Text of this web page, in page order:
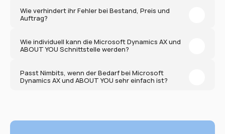
Wie verhindert ihr Fehler bei Bestand, Preis und
Auftrag?
Wie individuell kann die Microsoft Dynamics AX und
ABOUT YOU Schnittstelle werden?
Passt Nimbits, wenn der Bedarf bei Microsoft
Dynamics AX und ABOUT YOU sehr einfach ist?